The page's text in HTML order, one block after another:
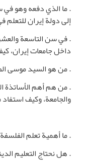
إلى دولة إيران للتعلم
داخل جامعات إيران،
. من هو السيد موسى
. من هم أهم
والجامعة، وكيف
. ما أهمية تعلم
. هل نحتاج التعليم